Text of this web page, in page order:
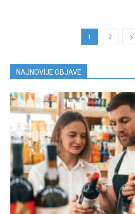
1 2
NAJNOVIJE OBJAVE